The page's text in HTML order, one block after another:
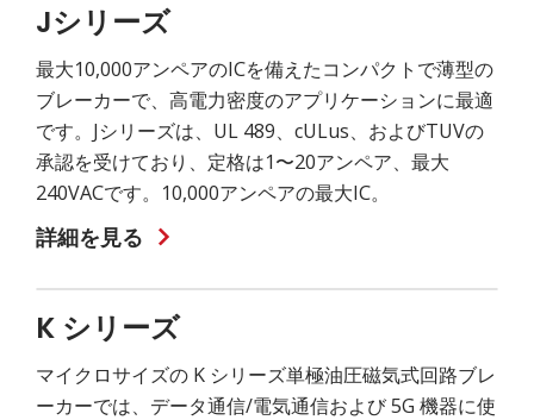
Jシリーズ
最大10,000アンペアのICを備えたコンパクトで薄型の
ブレーカーで、高電力密度のアプリケーションに最適
です。Jシリーズは、UL 489、cULus、およびTUVの
承認を受けており、定格は1〜20アンペア、最大
240VACです。10,000アンペアの最大IC。
詳細を見る
K シリーズ
マイクロサイズの K シリーズ単極油圧磁気式回路ブレ
ーカーでは、データ通信/電気通信および 5G 機器に使